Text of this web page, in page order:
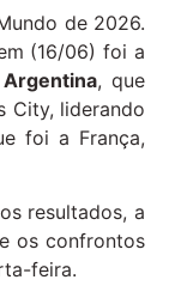
de 2026.
(16/06) foi a
Argentina, que
City, liderando
foi a França,
resultados, a
os confrontos
feira.